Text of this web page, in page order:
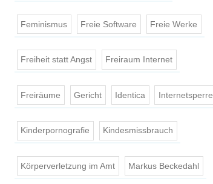
Feminismus Freie Software Freie Werke
Freiheit statt Angst Freiraum Internet
Freiräume Gericht Identica Internetsperre
Kinderpornografie Kindesmissbrauch
Körperverletzung im Amt Markus Beckedahl